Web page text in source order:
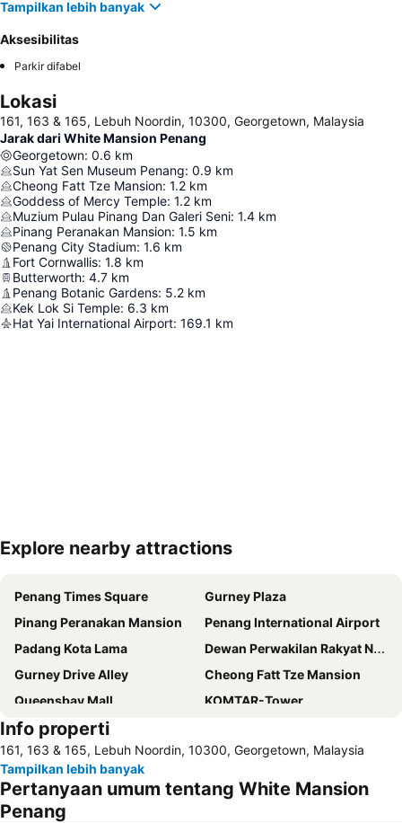
Tampilkan lebih banyak
Aksesibilitas
Parkir difabel
Lokasi
161, 163 & 165, Lebuh Noordin, 10300, Georgetown, Malaysia
Jarak dari White Mansion Penang
Georgetown: 0.6 km
Sun Yat Sen Museum Penang: 0.9 km
Cheong Fatt Tze Mansion: 1.2 km
Goddess of Mercy Temple: 1.2 km
Muzium Pulau Pinang Dan Galeri Seni: 1.4 km
Pinang Peranakan Mansion: 1.5 km
Penang City Stadium: 1.6 km
Fort Cornwallis: 1.8 km
Butterworth: 4.7 km
Penang Botanic Gardens: 5.2 km
Kek Lok Si Temple: 6.3 km
Hat Yai International Airport: 169.1 km
Explore nearby attractions
Penang Times Square
Gurney Plaza
Pinang Peranakan Mansion
Penang International Airport
Padang Kota Lama
Dewan Perwakilan Rakyat Negara Bagian Penang
Gurney Drive Alley
Cheong Fatt Tze Mansion
Queensbay Mall
KOMTAR-Tower
Info properti
161, 163 & 165, Lebuh Noordin, 10300, Georgetown, Malaysia
Tampilkan lebih banyak
Pertanyaan umum tentang White Mansion
Penang